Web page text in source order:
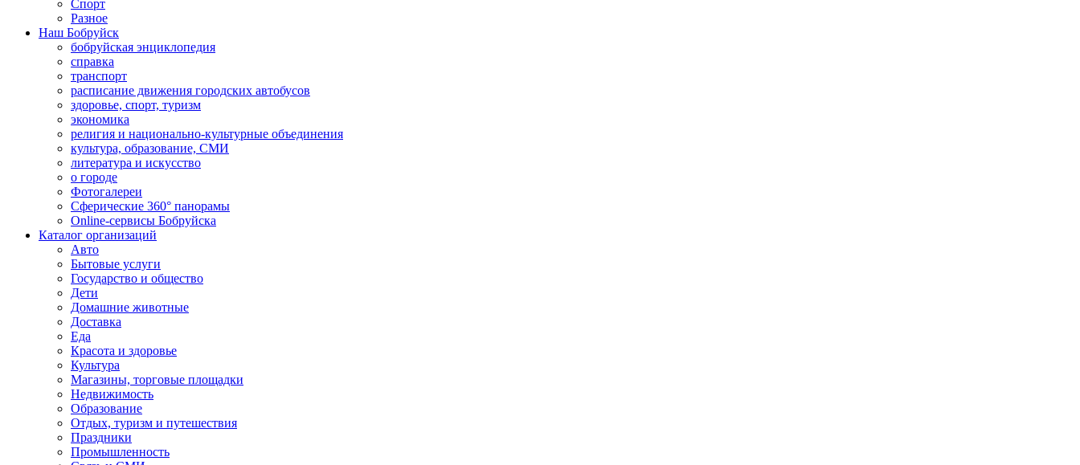
Спорт
Разное
Наш Бобруйск
бобруйская энциклопедия
справка
транспорт
расписание движения городских автобусов
здоровье, спорт, туризм
экономика
религия и национально-культурные объединения
культура, образование, СМИ
литература и искусство
о городе
Фотогалереи
Сферические 360° панорамы
Online-сервисы Бобруйска
Каталог организаций
Авто
Бытовые услуги
Государство и общество
Дети
Домашние животные
Доставка
Еда
Красота и здоровье
Культура
Магазины, торговые площадки
Недвижимость
Образование
Отдых, туризм и путешествия
Праздники
Промышленность